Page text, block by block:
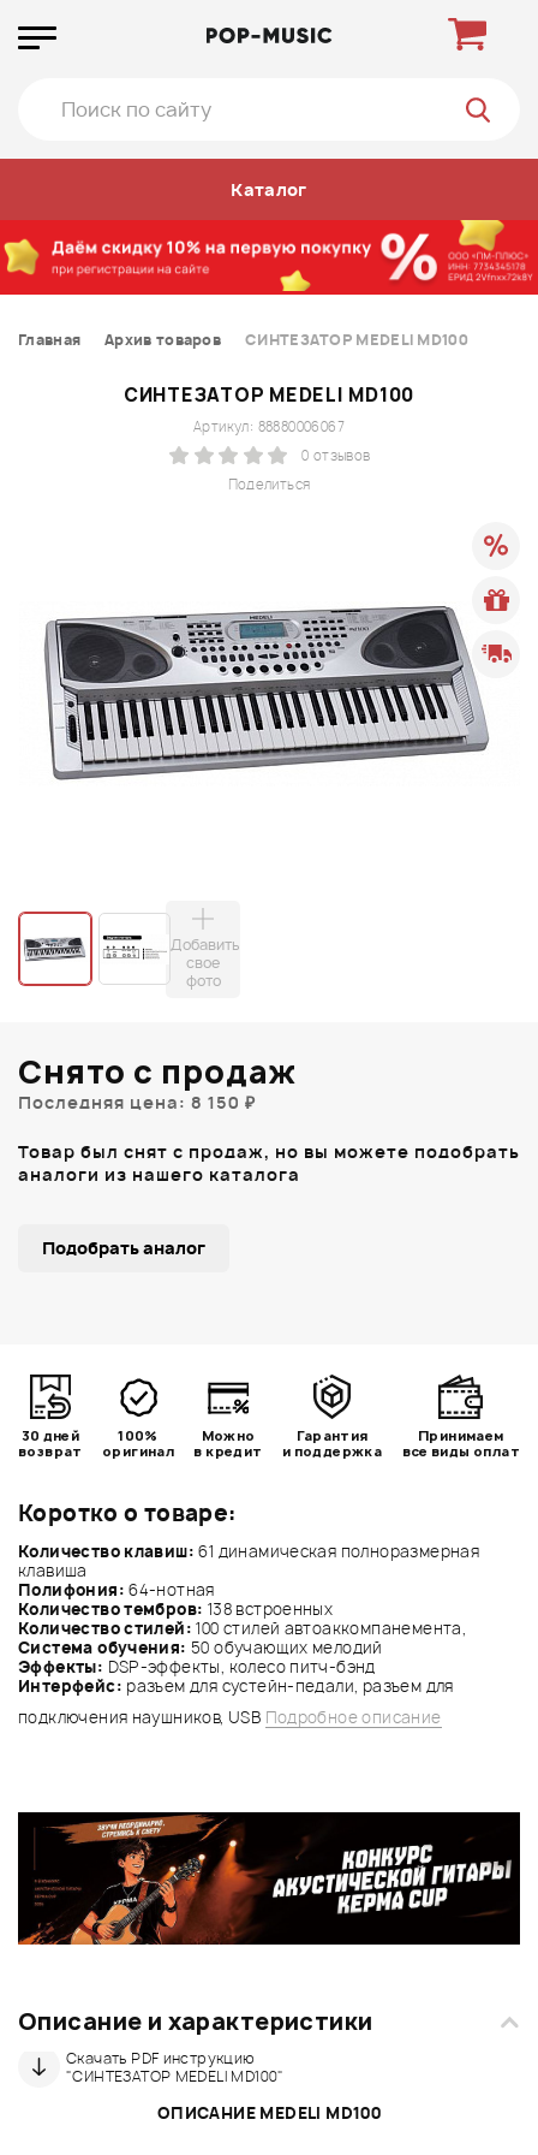
Каталог
Главная Архив товаров СИНТЕЗАТОР MEDELI MD100
СИНТЕЗАТОР MEDELI MD100
Поделиться
Артикул: 88880006067
0 отзывов
Добавить
свое
фото
Коротко о товаре:
Количество клавиш: 61 динамическая полноразмерная
клавиша
Полифония: 64-нотная
Количество тембров: 138 встроенных
Количество стилей:100 стилей автоаккомпанемента,
Система обучения: 50 обучающих мелодий
Эффекты: DSP-эффекты, колесо питч-бэнд
Интерфейс: разъем для сустейн-педали, разъем для
подключения наушников, USB Подробное описание
Снято с продаж
Последняя цена: 8 150 ₽
Товар был снят с продаж, но вы можете подобрать
аналоги из нашего каталога
Подобрать аналог
30 дней
возврат
100%
оригинал
Можно
в кредит
Гарантия
и поддержка
Принимаем
все виды оплат
Описание и характеристики
Скачать PDF инструкцию
"СИНТЕЗАТОР MEDELI MD100"
ОПИСАНИЕ MEDELI MD100